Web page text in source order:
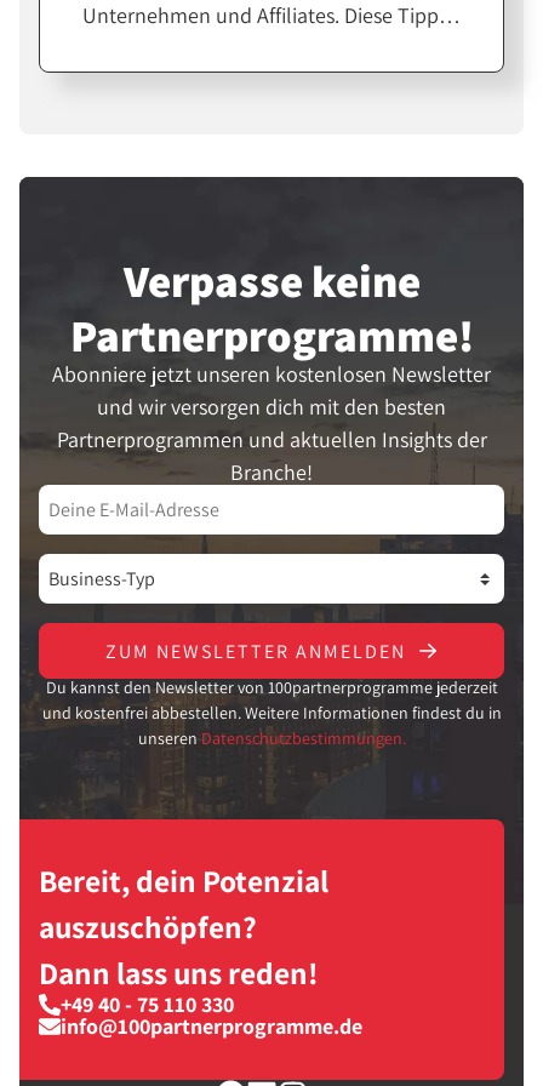
Unternehmen und Affiliates. Diese Tipps
professioneller Feeds für eine größere
Verpasse keine
Partner­programme!
Abonniere jetzt unseren kostenlosen Newsletter
und wir versorgen dich mit den besten
Partnerprogrammen und aktuellen Insights der
Branche!
ZUM NEWSLETTER ANMELDEN
Du kannst den Newsletter von 100partnerprogramme jederzeit
und kostenfrei abbestellen. Weitere Informationen findest du in
unseren Datenschutzbestimmungen.
Bereit, dein Potenzial
auszuschöpfen?
Dann lass uns reden!
+49 40 - 75 110 330
info@100partnerprogramme.de